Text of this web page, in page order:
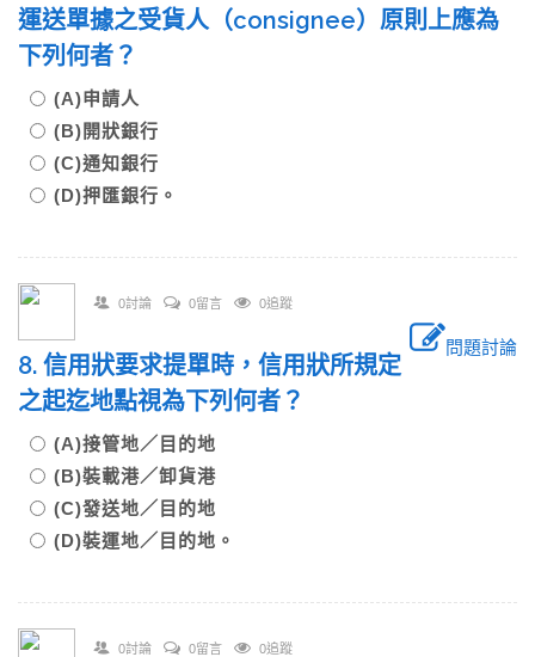
運送單據之受貨人（consignee）原則上應為
下列何者？
(A)申請人
(B)開狀銀行
(C)通知銀行
(D)押匯銀行。
0討論 0留言 0追蹤
問題討論
8. 信用狀要求提單時，信用狀所規定
之起迄地點視為下列何者？
(A)接管地／目的地
(B)裝載港／卸貨港
(C)發送地／目的地
(D)裝運地／目的地。
0討論 0留言 0追蹤